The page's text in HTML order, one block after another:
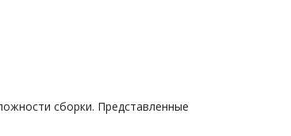
сборки. Представленные